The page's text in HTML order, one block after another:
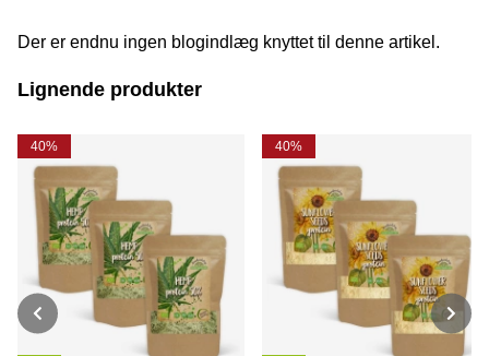
Der er endnu ingen blogindlæg knyttet til denne artikel.
Lignende produkter
40% 40%